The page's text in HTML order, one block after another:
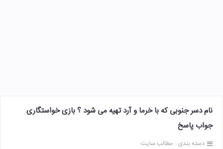
نام دسر جنوبی که با خرما و آرد تهیه می شود ؟ بازی خواستگاری
جواب پاسخ
دسته بندی : مطالب سایت